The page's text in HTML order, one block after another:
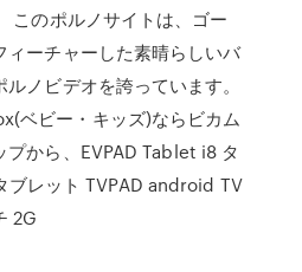
このポルノサイトは、ゴー
ィーチャーした素晴らしいバ
ノビデオを誇っています。
ベビー・キッズ)ならビカム
プから、EVPAD Tablet i8 タ
ブレット TVPAD android TV
2G